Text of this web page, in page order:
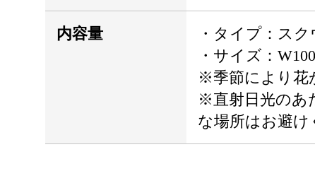
内容量
・タイプ：スク
・サイズ：
※季節により花
※直射日光のあ
な場所はお避け